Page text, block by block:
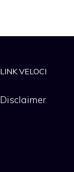
LINK VELOCI
Disclaimer